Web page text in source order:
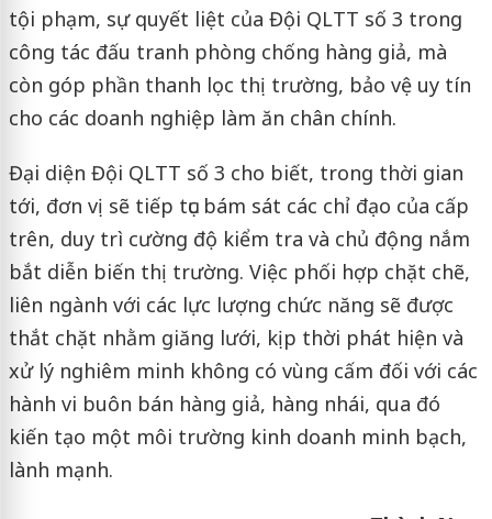
tội phạm, sự quyết liệt của Đội QLTT số 3 trong
công tác đấu tranh phòng chống hàng giả, mà
còn góp phần thanh lọc thị trường, bảo vệ uy tín
cho các doanh nghiệp làm ăn chân chính.
Đại diện Đội QLTT số 3 cho biết, trong thời gian
tới, đơn vị sẽ tiếp tục bám sát các chỉ đạo của cấp
trên, duy trì cường độ kiểm tra và chủ động nắm
bắt diễn biến thị trường. Việc phối hợp chặt chẽ,
liên ngành với các lực lượng chức năng sẽ được
thắt chặt nhằm giăng lưới, kịp thời phát hiện và
xử lý nghiêm minh không có vùng cấm đối với các
hành vi buôn bán hàng giả, hàng nhái, qua đó
kiến tạo một môi trường kinh doanh minh bạch,
lành mạnh.